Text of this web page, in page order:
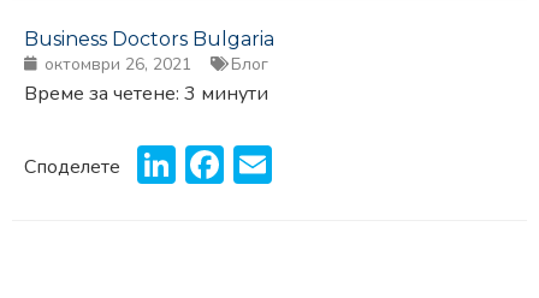
Business Doctors Bulgaria
октомври 26, 2021
Блог
Време за четене: 3 минути
Споделете LinkedIn
Facebook